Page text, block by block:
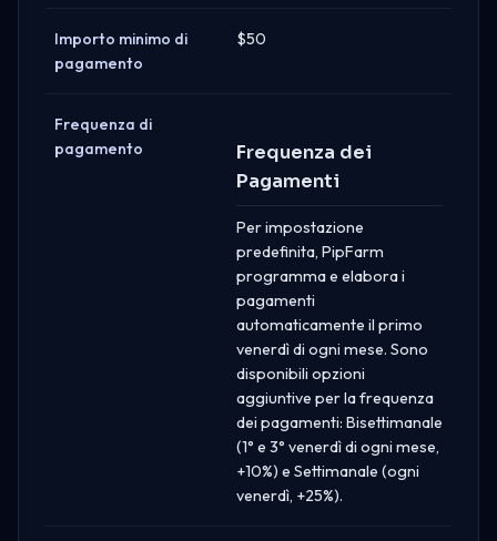
Importo minimo di
pagamento
$50
Frequenza di
pagamento
Frequenza dei
Pagamenti
Per impostazione
predefinita, PipFarm
programma e elabora i
pagamenti
automaticamente il primo
venerdì di ogni mese. Sono
disponibili opzioni
aggiuntive per la frequenza
dei pagamenti: Bisettimanale
(1° e 3° venerdì di ogni mese,
+10%) e Settimanale (ogni
venerdì, +25%).